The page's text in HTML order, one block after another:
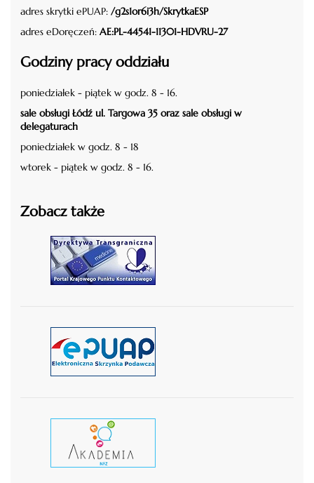
adres skrytki ePUAP: /g2s1or6i3h/SkrytkaESP
adres eDoręczeń: AE:PL-44541-11301-HDVRU-27
Godziny pracy oddziału
poniedziałek - piątek w godz. 8 - 16.
sale obsługi Łódź ul. Targowa 35 oraz sale obsługi w
delegaturach
poniedziałek w godz. 8 - 18
wtorek - piątek w godz. 8 - 16.
Zobacz także
czytaj więcej
czytaj więcej